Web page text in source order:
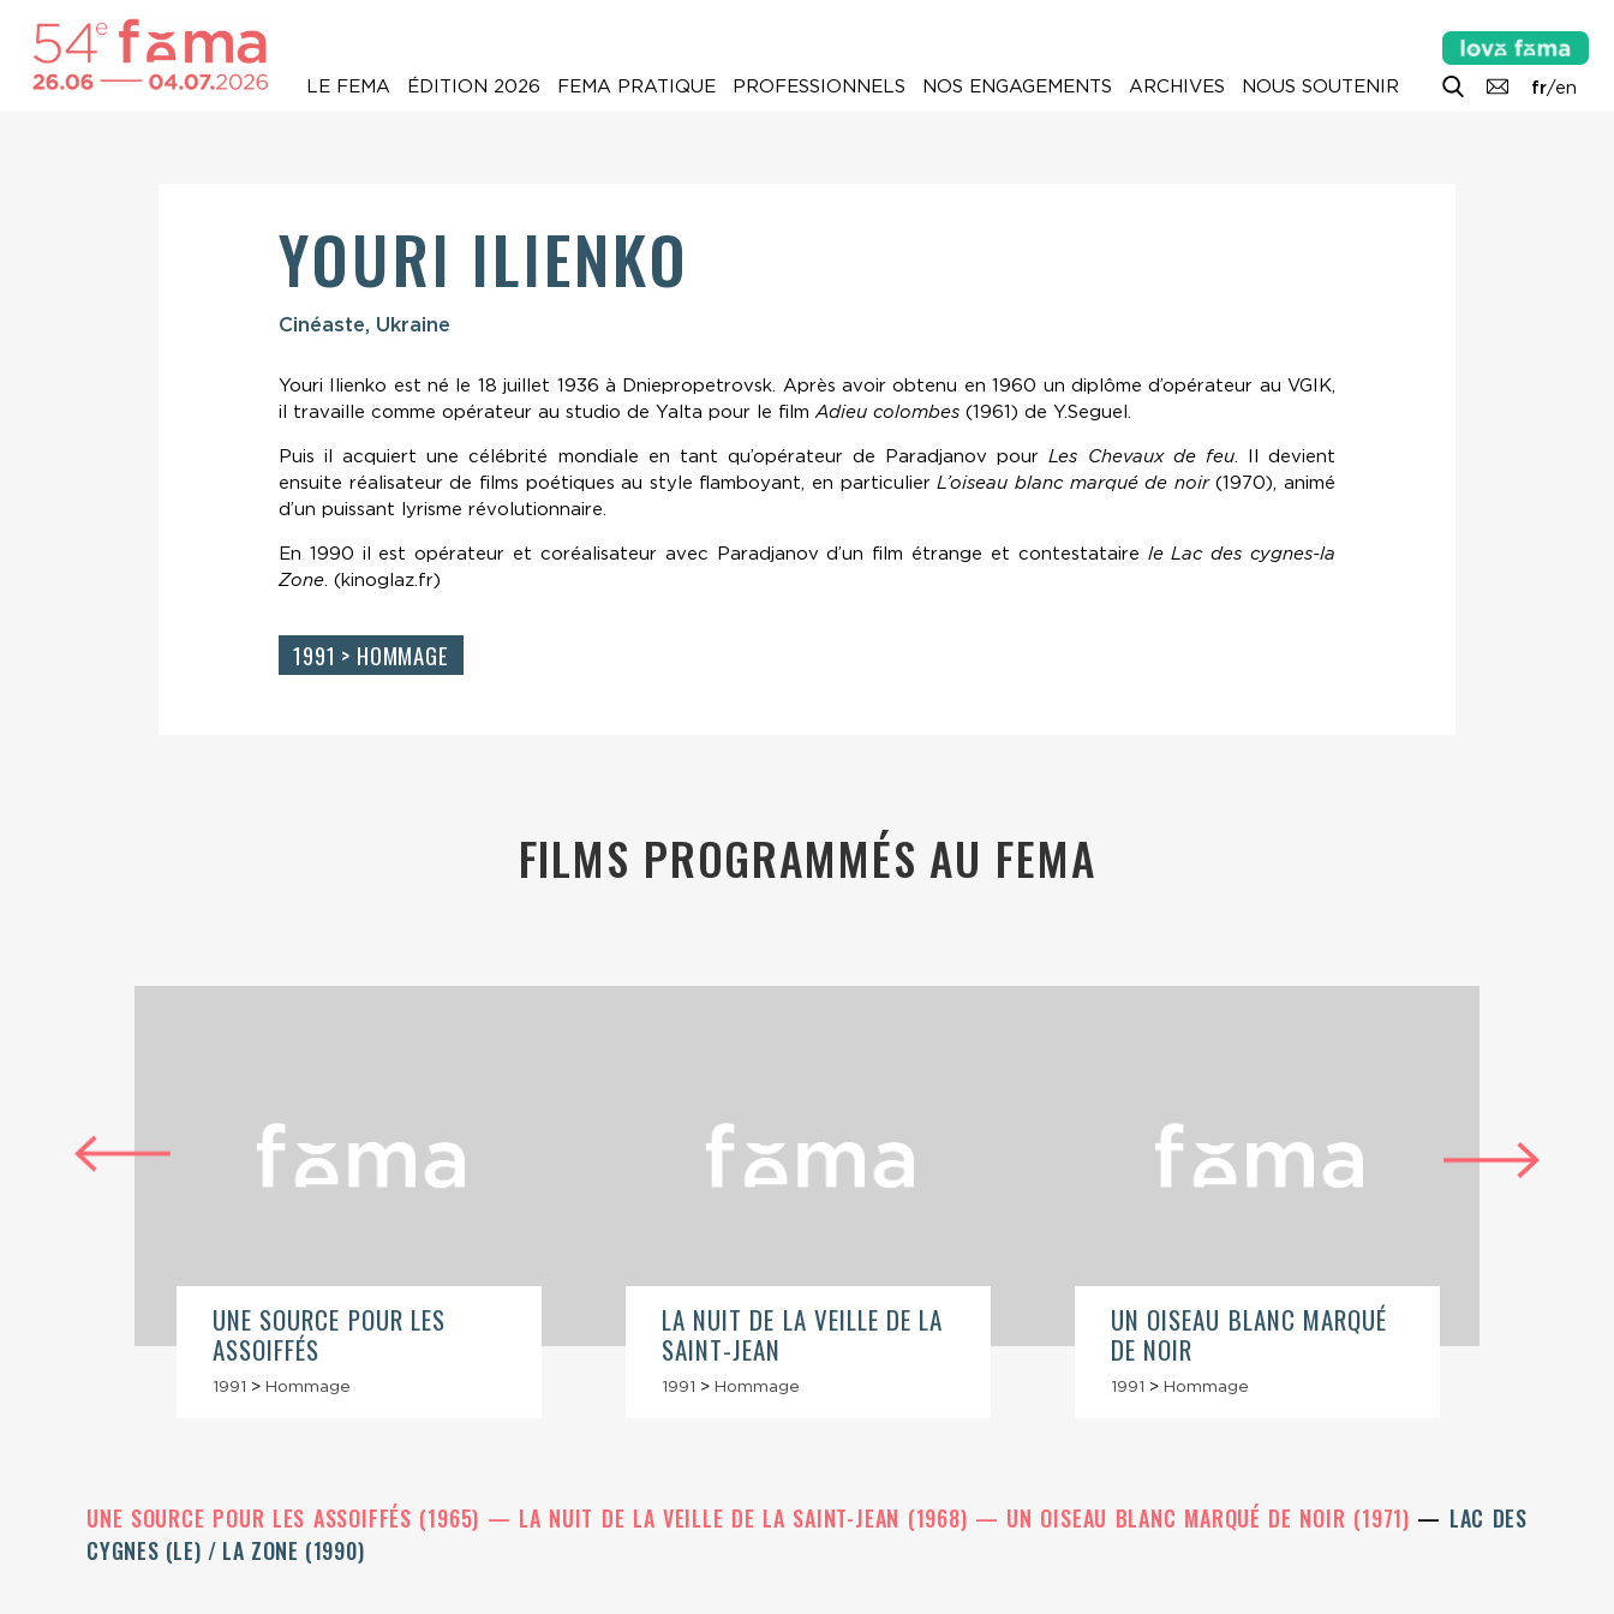
fr/en
LE FEMA ÉDITION 2026 FEMA PRATIQUE PROFESSIONNELS NOS ENGAGEMENTS ARCHIVES NOUS SOUTENIR
YOURI ILIENKO
Cinéaste, Ukraine
Youri Ilienko est né le 18 juillet 1936 à Dniepropetrovsk. Après avoir obtenu en 1960 un diplôme d’opérateur au VGIK,
il travaille comme opérateur au studio de Yalta pour le filmAdieu colombes (1961) de Y.Seguel.
Puis il acquiert une célébrité mondiale en tant qu’opérateur de Paradjanov pourLes Chevaux de feu. Il devient
ensuite réalisateur de films poétiques au style flamboyant, en particulierL’oiseau blanc marqué de noir(1970), animé
d’un puissant lyrisme révolutionnaire.
En 1990 il est opérateur et coréalisateur avec Paradjanov d’un film étrange et contestataire le Lac des cygnes-la
Zone. (kinoglaz.fr)
1991 > HOMMAGE
FILMS PROGRAMMÉS AU FEMA
UNE SOURCE POUR LES
ASSOIFFÉS
1991 > Hommage
LA NUIT DE LA VEILLE DE LA
SAINT-JEAN
1991 > Hommage
UN OISEAU BLANC MARQUÉ
DE NOIR
1991 > Hommage
UNE SOURCE POUR LES ASSOIFFÉS (1965) LA NUIT DE LA VEILLE DE LA SAINT-JEAN (1968) UN OISEAU BLANC MARQUÉ DE NOIR (1971)
LAC DES
CYGNES (LE) / LA ZONE (1990)